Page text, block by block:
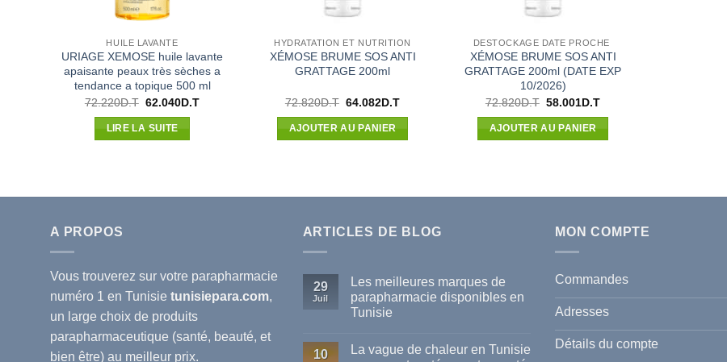
HUILE LAVANTE
URIAGE XEMOSE huile lavante
apaisante peaux très sèches a
tendance a topique 500 ml
72.220D.T Le
initial
était :
62.040D.TLe
LIRE LA SUITE
HYDRATATION ET NUTRITION
XÉMOSE BRUME SOS ANTI
GRATTAGE 200ml
72.820D.T Le
initial
était :
64.082D.TLe
AJOUTER AU PANIER
DESTOCKAGE DATE PROCHE
XÉMOSE BRUME SOS ANTI
GRATTAGE 200ml (DATE EXP
10/2026)
72.820D.T Le
initial
était :
58.001D.TLe
AJOUTER AU PANIER
A PROPOS
Vous trouverez sur votre parapharmacie
numéro 1 en Tunisie tunisiepara.com,
un large choix de produits
parapharmaceutique (santé, beauté, et
bien être) au meilleur prix.
ARTICLES DE BLOG
29
Juil
Les meilleures marques de
parapharmacie disponibles en
Tunisie
sur
10
La vague de chaleur en Tunisie
MON COMPTE
Commandes
Adresses
Détails du compte